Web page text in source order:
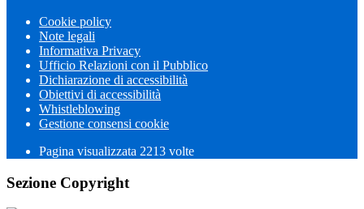
Cookie policy
Note legali
Informativa Privacy
Ufficio Relazioni con il Pubblico
Dichiarazione di accessibilità
Obiettivi di accessibilità
Whistleblowing
Gestione consensi cookie
Pagina visualizzata 2213 volte
Sezione Copyright